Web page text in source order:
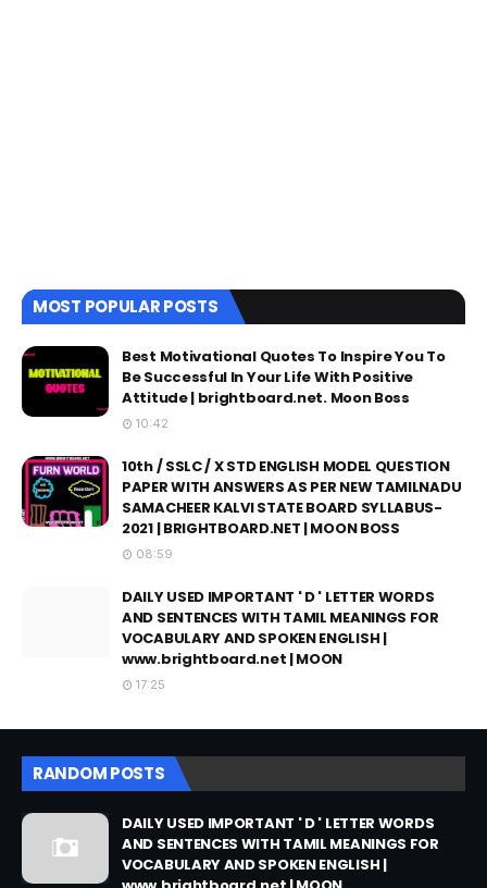
MOST POPULAR POSTS
Best Motivational Quotes To Inspire You To
Be Successful In Your Life With Positive
Attitude | brightboard.net. Moon Boss
10:42
10th / SSLC / X STD ENGLISH MODEL QUESTION
PAPER WITH ANSWERS AS PER NEW TAMILNADU
SAMACHEER KALVI STATE BOARD SYLLABUS-
2021 | BRIGHTBOARD.NET | MOON BOSS
08:59
DAILY USED IMPORTANT ' D ' LETTER WORDS
AND SENTENCES WITH TAMIL MEANINGS FOR
VOCABULARY AND SPOKEN ENGLISH |
www.brightboard.net | MOON
17:25
RANDOM POSTS
DAILY USED IMPORTANT ' D ' LETTER WORDS
AND SENTENCES WITH TAMIL MEANINGS FOR
VOCABULARY AND SPOKEN ENGLISH |